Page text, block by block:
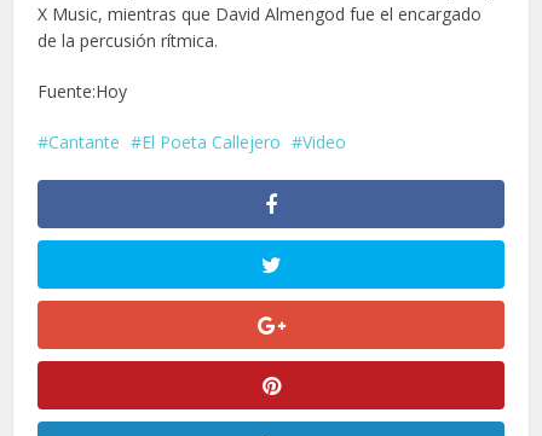
X Music, mientras que David Almengod fue el encargado
de la percusión rítmica.
Fuente:Hoy
Cantante El Poeta Callejero Video